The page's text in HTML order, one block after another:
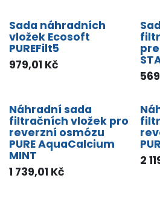
Sada náhradních
vložek Ecosoft
PUREFilt5
979,01 Kč
Náhradní sada
filtračních vložek pro
reverzní osmózu
PURE AquaCalcium
MINT
1 739,01 Kč
2